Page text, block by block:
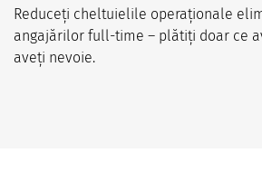
Reduceți cheltuielile operaționale
angajărilor full-time – plătiți doar ce
aveți nevoie.